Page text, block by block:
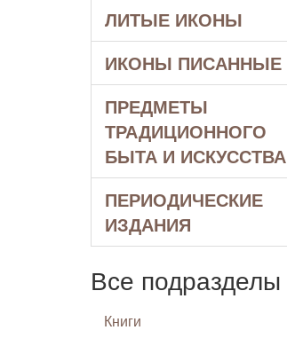
ЛИТЫЕ ИКОНЫ
ИКОНЫ ПИСАННЫЕ
ПРЕДМЕТЫ
ТРАДИЦИОННОГО
БЫТА И ИСКУССТВА
ПЕРИОДИЧЕСКИЕ
ИЗДАНИЯ
Все подразделы
Книги